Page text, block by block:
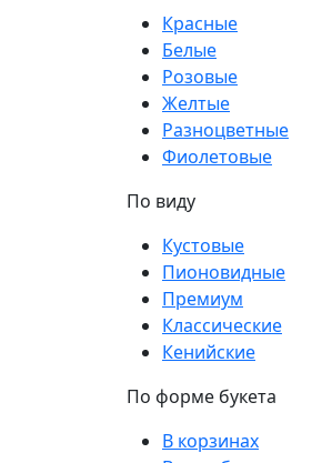
Красные
Белые
Розовые
Желтые
Разноцветные
Фиолетовые
По виду
Кустовые
Пионовидные
Премиум
Классические
Кенийские
По форме букета
В корзинах